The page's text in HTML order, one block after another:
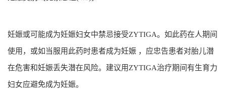
妊娠或可能成为妊娠妇女中禁忌接受ZYTIGA。如此药在人期间
使用，或如当服用此药时患者成为妊娠 ，应忠告患者对胎儿潜
在危害和妊娠丢失潜在风险。建议用ZYTIGA治疗期间有生育力
妇女应避免成为妊娠。